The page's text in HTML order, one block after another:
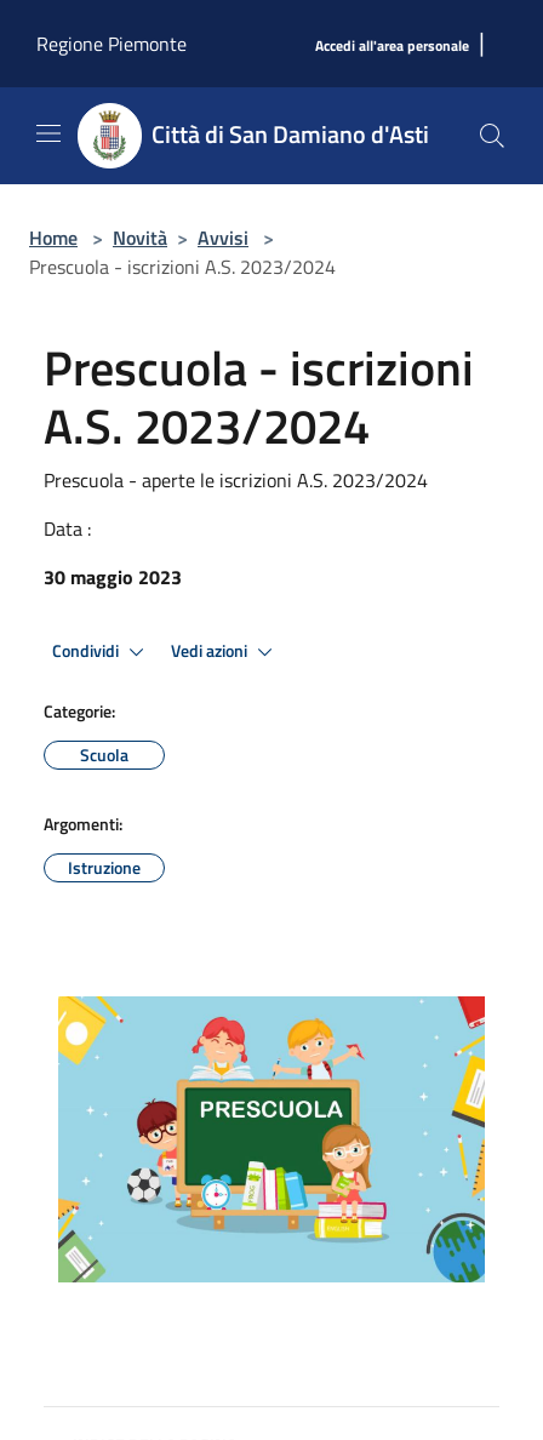
Regione Piemonte
Accedi all'area personale |
Città di San Damiano d'Asti
Home > Novità > Avvisi >
Prescuola - iscrizioni A.S. 2023/2024
Prescuola - iscrizioni
A.S. 2023/2024
Prescuola - aperte le iscrizioni A.S. 2023/2024
Data :
30 maggio 2023
Condividi Vedi azioni
Categorie:
Scuola
Argomenti:
Istruzione